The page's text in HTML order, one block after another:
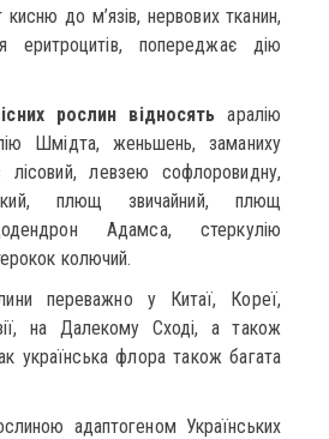
до м’язів, нервових тканин,
еритроцитів, попереджає дію
рослин відносять аралію
Шмідта, женьшень, заманиху
лісовий, левзею софлоровидну,
плющ звичайний, плющ
Адамса, стеркулію
колючий.
переважно у Китаї, Кореї,
на Далекому Сході, а також
українська флора також багата
адаптогеном Українських